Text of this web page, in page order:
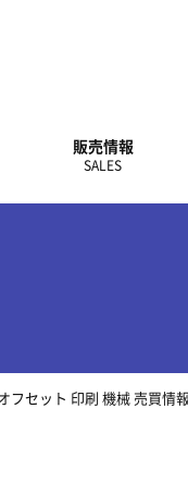
販売情報
SALES
フセット 印刷 機械 売買